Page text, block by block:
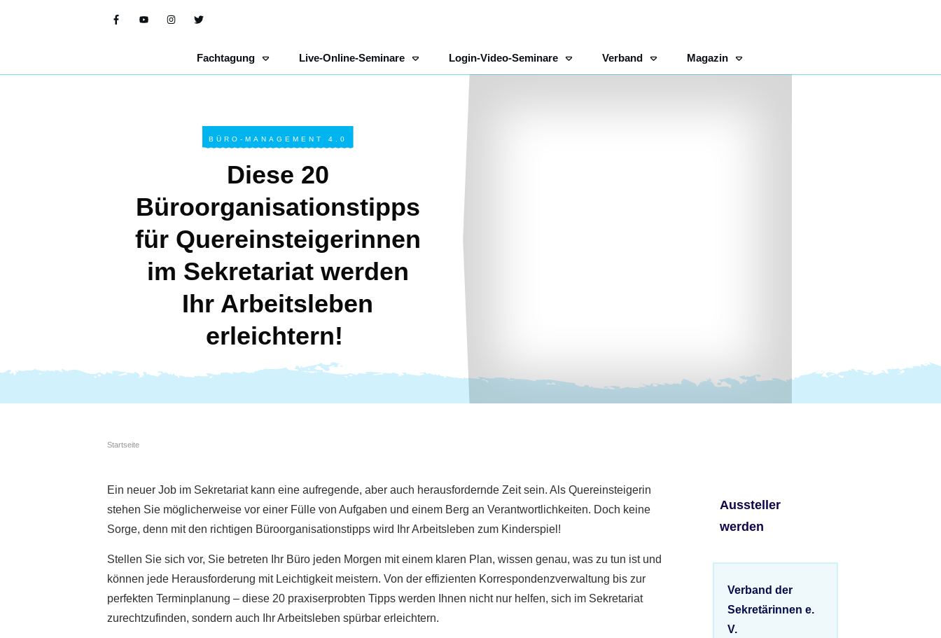
Fachtagung Live-Online-Seminare Login-Video-Seminare Verband Magazin
BÜRO-MANAGEMENT 4.0
Diese 20
Büroorganisationstipps
für Quereinsteigerinnen
im Sekretariat werden
Ihr Arbeitsleben
erleichtern!
Startseite
Ein neuer Job im Sekretariat kann eine aufregende, aber auch herausfordernde Zeit sein. Als Quereinsteigerin
stehen Sie möglicherweise vor einer Fülle von Aufgaben und einem Berg an Verantwortlichkeiten. Doch keine
Sorge, denn mit den richtigen Büroorganisationstipps wird Ihr Arbeitsleben zum Kinderspiel!
Stellen Sie sich vor, Sie betreten Ihr Büro jeden Morgen mit einem klaren Plan, wissen genau, was zu tun ist und
können jede Herausforderung mit Leichtigkeit meistern. Von der effizienten Korrespondenzverwaltung bis zur
perfekten Terminplanung – diese 20 praxiserprobten Tipps werden Ihnen nicht nur helfen, sich im Sekretariat
zurechtzufinden, sondern auch Ihr Arbeitsleben spürbar erleichtern.
Aussteller
werden
Verband der
Sekretärinnen e.
V.